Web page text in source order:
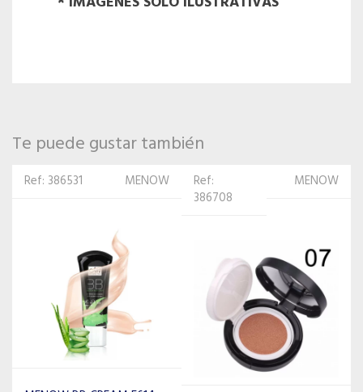
Te puede gustar también
Ref:
MENOW Ref: 315234
ISABELLE